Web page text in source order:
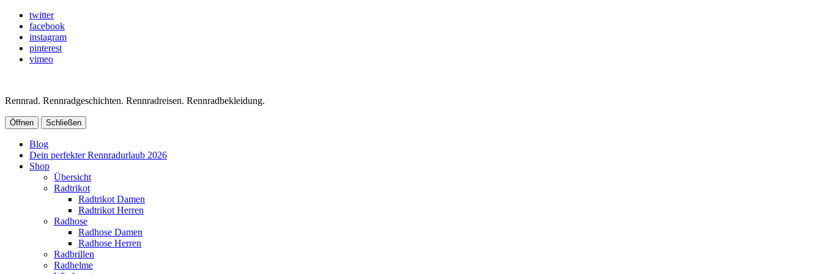
twitter
facebook
instagram
pinterest
vimeo
Rennrad. Rennradgeschichten. Rennradreisen. Rennradbekleidung.
Öffnen Schließen
Blog
Dein perfekter Rennradurlaub 2026
Shop
Übersicht
Radtrikot
Radtrikot Damen
Radtrikot Herren
Radhose
Radhose Damen
Radhose Herren
Radbrillen
Radhelme